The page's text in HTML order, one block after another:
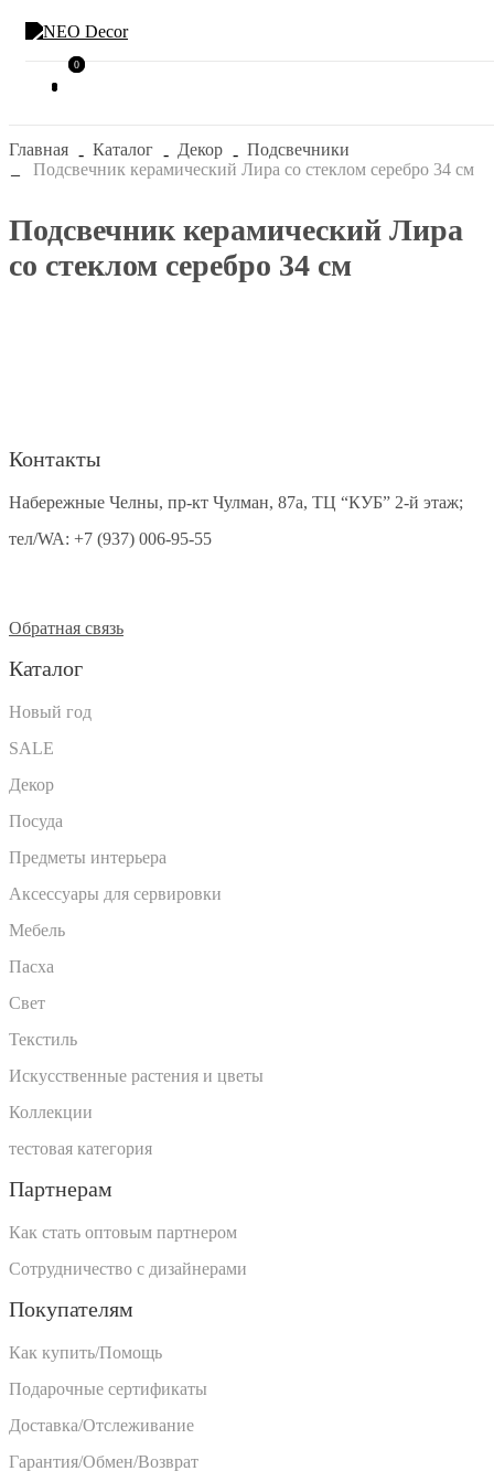
0
0
Главная Каталог Декор
Подсвечники
Подсвечник керамический Лира со стеклом серебро 34 см
Подсвечник керамический Лира
со стеклом серебро 34 см
Контакты
Набережные Челны, пр-кт Чулман, 87а, ТЦ “КУБ” 2-й этаж;
тел/WA: +7 (937) 006-95-55
Обратная связь
Каталог
Новый год
SALE
Декор
Посуда
Предметы интерьера
Аксессуары для сервировки
Мебель
Пасха
Свет
Текстиль
Искусственные растения и цветы
Коллекции
тестовая категория
Партнерам
Как стать оптовым партнером
Сотрудничество с дизайнерами
Покупателям
Как купить/Помощь
Подарочные сертификаты
Доставка/Отслеживание
Гарантия/Обмен/Возврат